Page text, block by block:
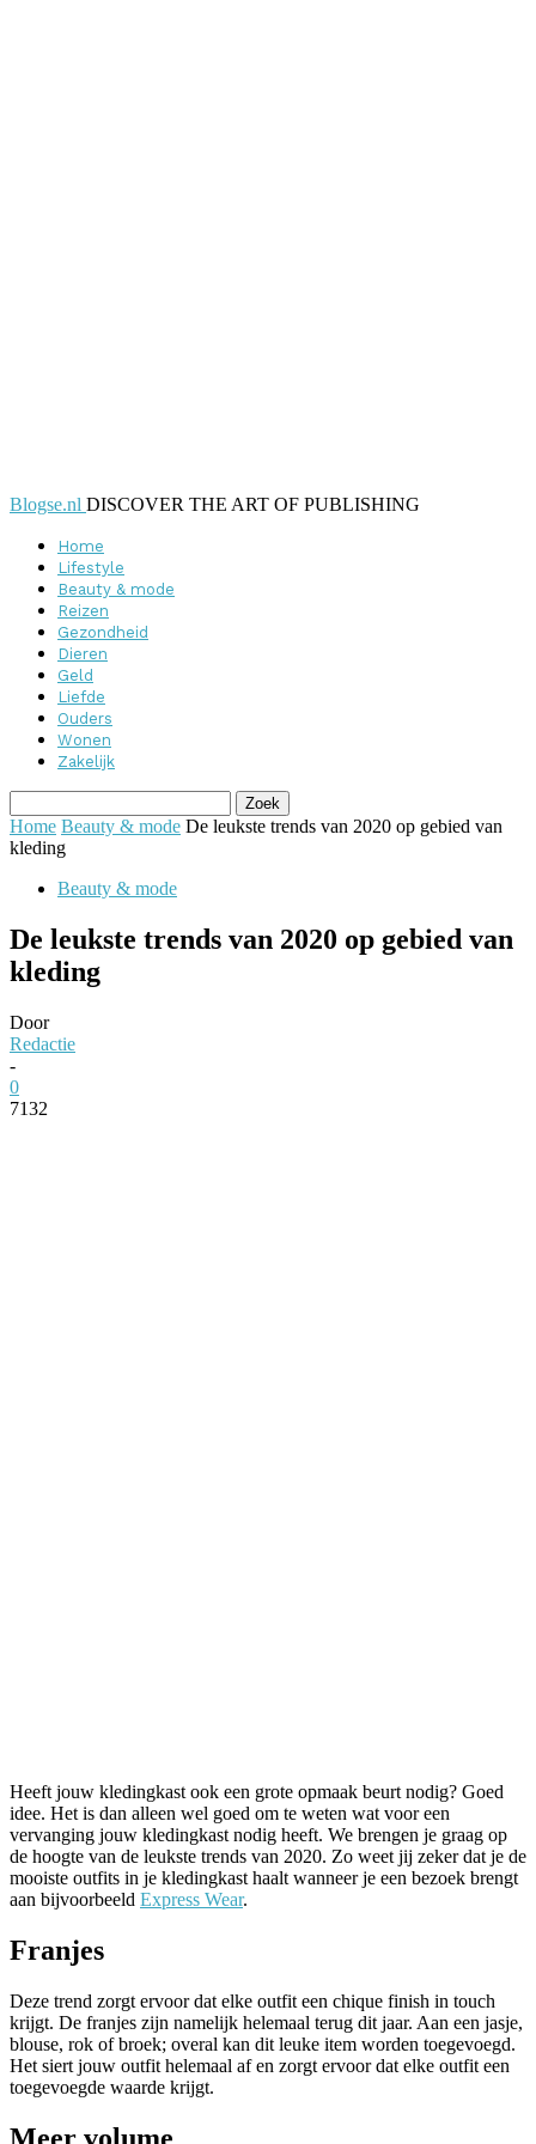
Blogse.nl DISCOVER THE ART OF PUBLISHING
Home
Lifestyle
Beauty & mode
Reizen
Gezondheid
Dieren
Geld
Liefde
Ouders
Wonen
Zakelijk
Home Beauty & mode De leukste trends van 2020 op gebied van
kleding
Beauty & mode
De leukste trends van 2020 op gebied van
kleding
Door
Redactie
-
0
7132
Heeft jouw kledingkast ook een grote opmaak beurt nodig? Goed
idee. Het is dan alleen wel goed om te weten wat voor een
vervanging jouw kledingkast nodig heeft. We brengen je graag op
de hoogte van de leukste trends van 2020. Zo weet jij zeker dat je de
mooiste outfits in je kledingkast haalt wanneer je een bezoek brengt
aan bijvoorbeeld Express Wear.
Franjes
Deze trend zorgt ervoor dat elke outfit een chique finish in touch
krijgt. De franjes zijn namelijk helemaal terug dit jaar. Aan een jasje,
blouse, rok of broek; overal kan dit leuke item worden toegevoegd.
Het siert jouw outfit helemaal af en zorgt ervoor dat elke outfit een
toegevoegde waarde krijgt.
Meer volume